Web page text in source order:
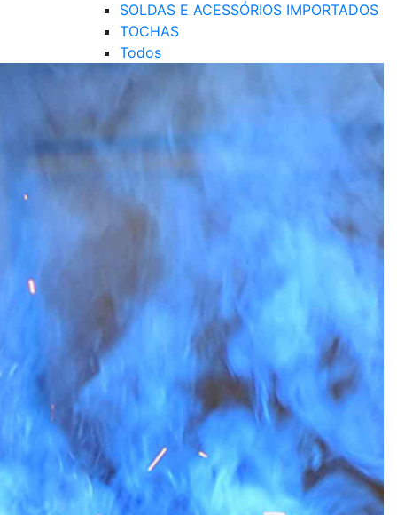
SOLDAS E ACESSÓRIOS IMPORTADOS
TOCHAS
Todos